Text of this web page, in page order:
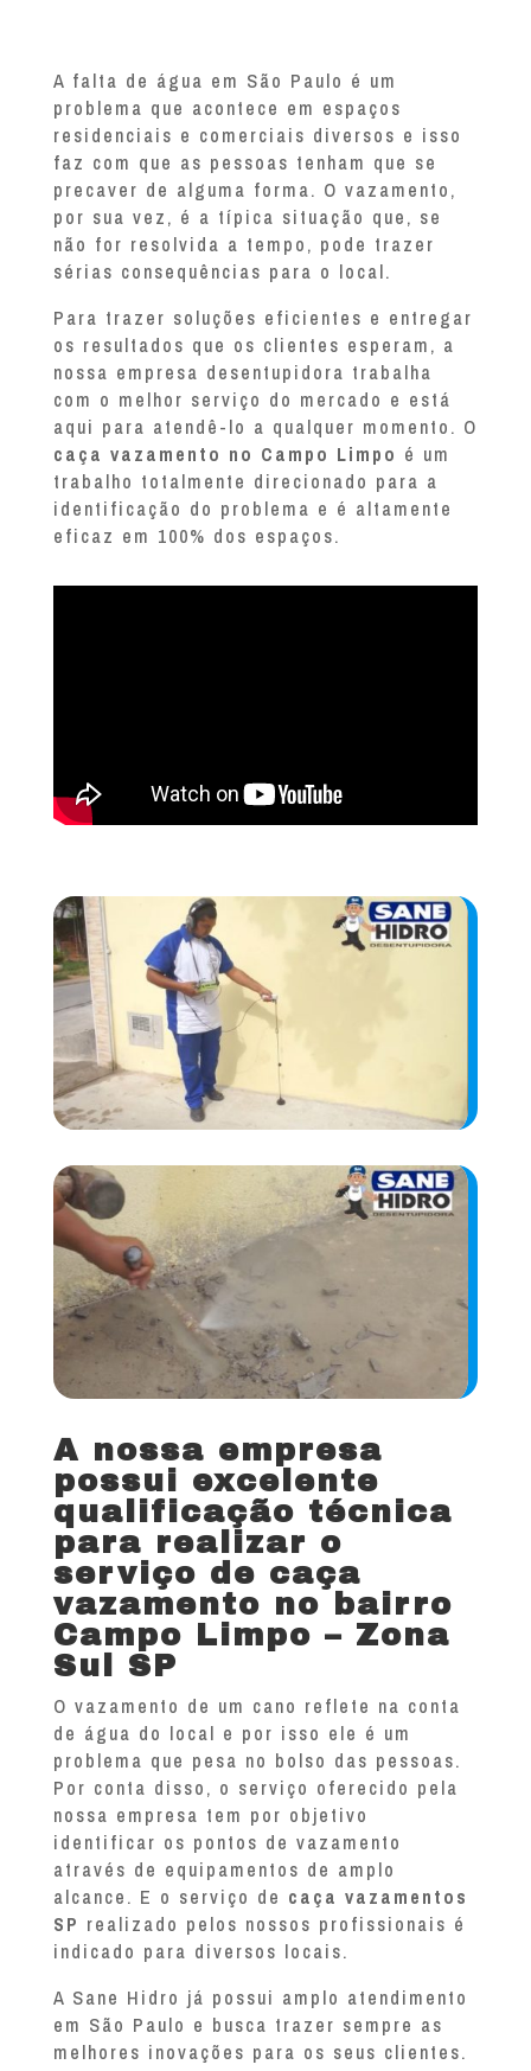
A falta de água em São Paulo é um
problema que acontece em espaços
residenciais e comerciais diversos e isso
faz com que as pessoas tenham que se
precaver de alguma forma. O vazamento,
por sua vez, é a típica situação que, se
não for resolvida a tempo, pode trazer
sérias consequências para o local.
Para trazer soluções eficientes e entregar
os resultados que os clientes esperam, a
nossa empresa desentupidora trabalha
com o melhor serviço do mercado e está
aqui para atendê-lo a qualquer momento. O
caça vazamento no Campo Limpo é um
trabalho totalmente direcionado para a
identificação do problema e é altamente
eficaz em 100% dos espaços.
A nossa empresa
possui excelente
qualificação técnica
para realizar o
serviço de caça
vazamento no bairro
Campo Limpo – Zona
Sul SP
O vazamento de um cano reflete na conta
de água do local e por isso ele é um
problema que pesa no bolso das pessoas.
Por conta disso, o serviço oferecido pela
nossa empresa tem por objetivo
identificar os pontos de vazamento
através de equipamentos de amplo
alcance. E o serviço de caça vazamentos
SP realizado pelos nossos profissionais é
indicado para diversos locais.
A Sane Hidro já possui amplo atendimento
em São Paulo e busca trazer sempre as
melhores inovações para os seus clientes.